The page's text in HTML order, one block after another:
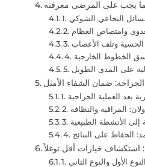
ما يجب على المرضى معرفته
النخاعي الشوكي
وامتصاص العظام
الحسية وتلف الأعصاب
الخطوط الخارجية
على المدى الطويل
الجراحة: ضمان الشفاء الأمثل
بعد العملية الجراحية
المراقبة والنظافة
الحفاظ على النتائج
استكشاف خيارات أقل توغلاً
الأول والنوع الثاني